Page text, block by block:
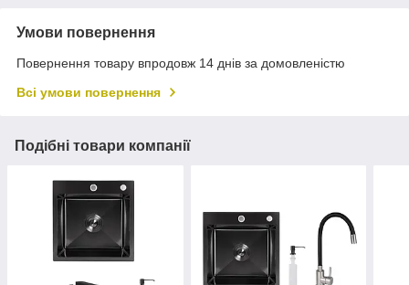
Умови повернення
Повернення товару впродовж 14 днів за домовленістю
Всі умови повернення
Подібні товари компанії